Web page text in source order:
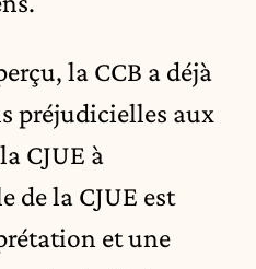
la CCB a déjà
préjudicielles aux
CJUE à
de la CJUE est
et une